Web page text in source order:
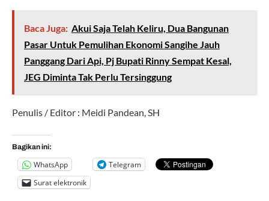
Baca Juga: Akui Saja Telah Keliru, Dua Bangunan
Pasar Untuk Pemulihan Ekonomi Sangihe Jauh
Panggang Dari Api, Pj Bupati Rinny Sempat Kesal,
JEG Diminta Tak Perlu Tersinggung
Penulis / Editor : Meidi Pandean, SH
Bagikan ini:
WhatsApp
Telegram
Surat elektronik